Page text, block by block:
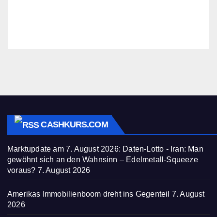
CASHKURS.COM
Marktupdate am 7. August 2026: Daten-Lotto - Iran: Man
gewöhnt sich an den Wahnsinn – Edelmetall-Squeeze
voraus? 7. August 2026
Amerikas Immobilienboom dreht ins Gegenteil 7. August
2026